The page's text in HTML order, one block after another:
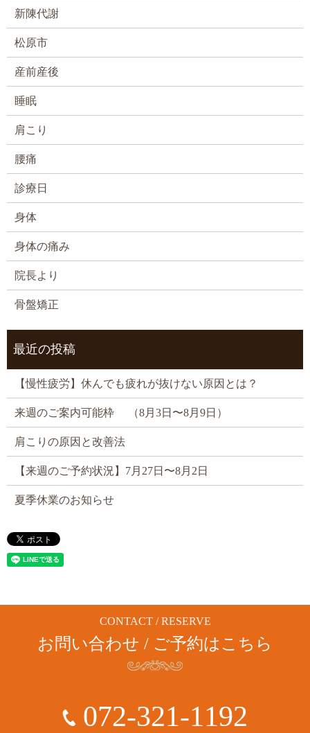
新陳代謝
松原市
産前産後
睡眠
肩こり
腰痛
診療日
身体
身体の痛み
院長より
骨盤矯正
最近の投稿
【慢性疲労】休んでも疲れが抜けない原因とは？
来週のご案内可能枠 （8月3日〜8月9日）
肩こりの原因と改善法
【来週のご予約状況】7月27日〜8月2日
夏季休業のお知らせ
CONTACT / RESERVE
お問い合わせ / ご予約はこちら
072-321-1192